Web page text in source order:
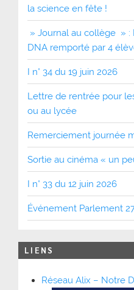
la science en fête !
» Journal au collège » :
DNA remporté par 4
I n° 34 du 19 juin 2026
Lettre de rentrée pour
ou au lycée
Remerciement journée
Sortie au cinéma « un
I n° 33 du 12 juin 2026
Événement Parlement
LIENS
Réseau Alix – Notre